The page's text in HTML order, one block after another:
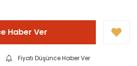
Haber Ver
Fiyatı Düşünce Haber Ver